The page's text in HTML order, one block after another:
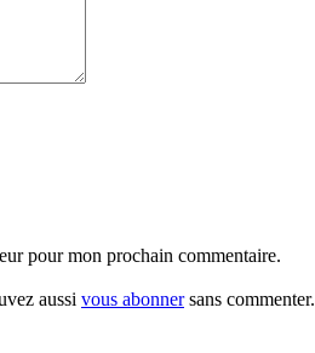
pour mon prochain commentaire.
aussi vous abonnersans commenter.